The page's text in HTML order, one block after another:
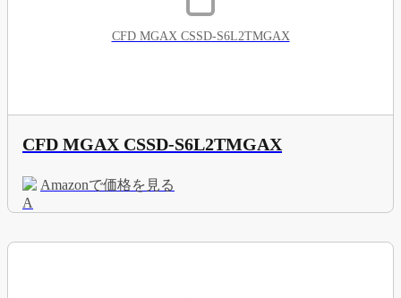
CFD MGAX CSSD-S6L2TMGAX
CFD MGAX CSSD-S6L2TMGAX
Amazonで価格を見る